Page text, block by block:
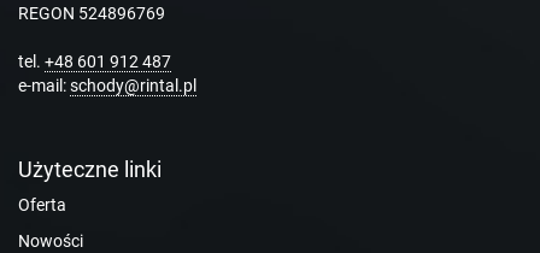
REGON 524896769
tel. +48 601 912 487
e-mail:schody@rintal.pl
Użyteczne linki
Oferta
Nowości